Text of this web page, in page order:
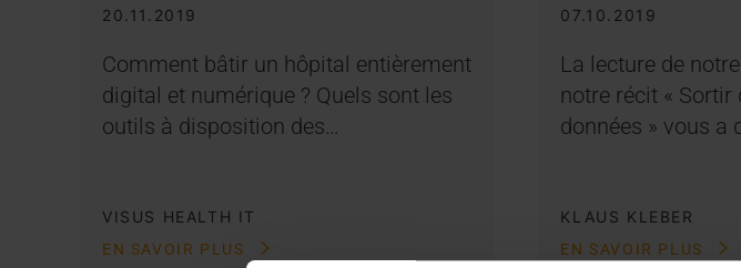
20.11.2019
Comment bâtir un hôpital entièrement
digital et numérique ? Quels sont les
outils à disposition des…
VISUS HEALTH IT
EN SAVOIR PLUS
07.10.2019
La lecture de
notre récit « Sortir
données » vous a
KLAUS KLEBER
EN SAVOIR PLUS